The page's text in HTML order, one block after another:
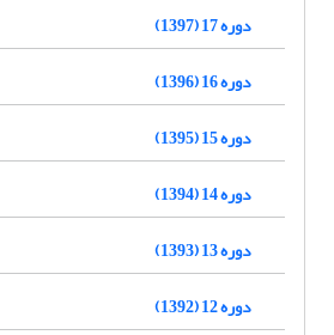
دوره 17 (1397)
دوره 16 (1396)
دوره 15 (1395)
دوره 14 (1394)
دوره 13 (1393)
دوره 12 (1392)